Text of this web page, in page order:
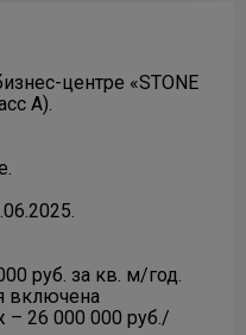
центре «STONE
A).
руб. за кв. м/год.
включена
26 000 000 руб./